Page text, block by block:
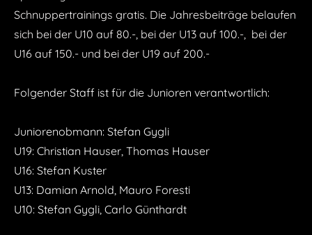
Schnuppertrainings gratis. Die Jahresbeiträge belaufen
sich bei der U10 auf 80.-, bei der U13 auf 100.-, bei der
U16 auf 150.- und bei der U19 auf 200.-
Folgender Staff ist für die Junioren verantwortlich:
Juniorenobmann: Stefan Gygli
U19: Christian Hauser, Thomas Hauser
U16: Stefan Kuster
U13: Damian Arnold, Mauro Foresti
U10: Stefan Gygli, Carlo Günthardt